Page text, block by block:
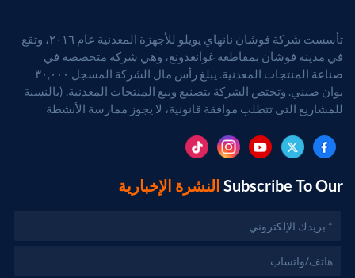
تأسست شركة فوشان نانهاي يويلو للأجهزة المعدنية عام ٢٠١٦، وتقع
في مدينة فوشان بمقاطعة غوانغدونغ، وهي شركة متخصصة في
صناعة المنتجات المعدنية. يبلغ رأس مال الشركة المسجل ٣٠,٠٠٠
يوان صيني. وتختص الشركة بتصنيع وبيع المنتجات المعدنية. (بالنسبة
للمشاريع التي تتطلب موافقة قانونية، لا يجوز ممارسة الأنشطة
Subscribe To Our النشرة الإخبارية